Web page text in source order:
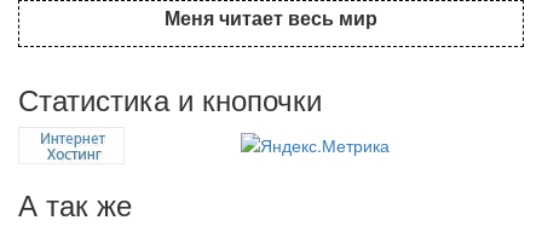
Меня читает весь мир
Статистика и кнопочки
А так же